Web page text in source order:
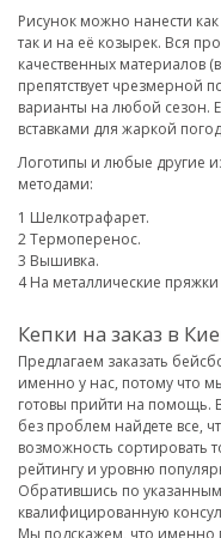
Рисунок можно нанести
так и на её козырек. Вся
качественных материалов
препятствует чрезмерной
варианты на любой сезон.
вставками для жаркой
Логотипы и любые другие
методами:
Шелкотрафарет.
Термоперенос.
Вышивка.
На металлические
Кепки на заказ в
Предлагаем заказать
именно у нас, потому что
готовы прийти на помощь.
без проблем найдете все,
возможность сортировать
рейтингу и уровню
Обратившись по
квалифицированную
Мы подскажем, что именно